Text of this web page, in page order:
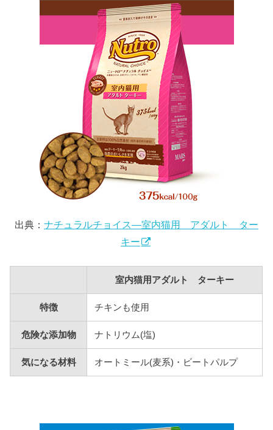
出典： ナチュラルチョイス―室内猫用 アダルト ター
キー
室内猫用アダルト ターキー
特徴 チキンも使用
危険な添加物 ナトリウム(塩)
気になる材料 オートミール(麦系)・ビートパルプ